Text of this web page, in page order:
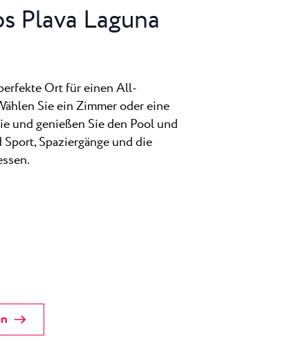
Plava Laguna
Ort für einen All-
Sie ein Zimmer oder eine
und genießen Sie den Pool und
Spaziergänge und die